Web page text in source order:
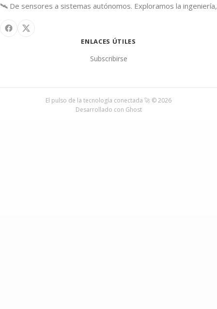
🛰️ De sensores a sistemas autónomos. Exploramos la
ENLACES ÚTILES
Subscribirse
El pulso de la tecnología conectada 🚀 © 2026
Desarrollado con Ghost